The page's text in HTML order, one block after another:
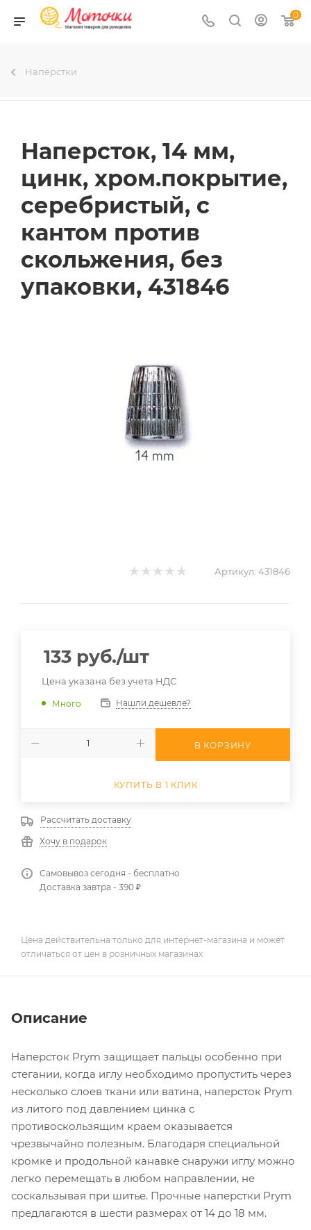
0
Напёрстки
Наперсток, 14 мм,
цинк, хром.покрытие,
серебристый, с
кантом против
скольжения, без
упаковки, 431846
Артикул: 431846
133 руб./шт
Цена указана без учета НДС
Много Нашли дешевле?
В КОРЗИНУ
КУПИТЬ В 1 КЛИК
Рассчитать доставку
Хочу в подарок
Самовывоз сегодня - бесплатно
Доставка завтра - 390 ₽
Цена действительна только для интернет-магазина и может
отличаться от цен в розничных магазинах
Описание
Наперсток Prym защищает пальцы особенно при
стегании, когда иглу необходимо пропустить через
несколько слоев ткани или ватина, наперсток Prym
из литого под давлением цинка с
противоскользящим краем оказывается
чрезвычайно полезным. Благодаря специальной
кромке и продольной канавке снаружи иглу можно
легко перемещать в любом направлении, не
соскальзывая при шитье. Прочные наперстки Prym
предлагаются в шести размерах от 14 до 18 мм.